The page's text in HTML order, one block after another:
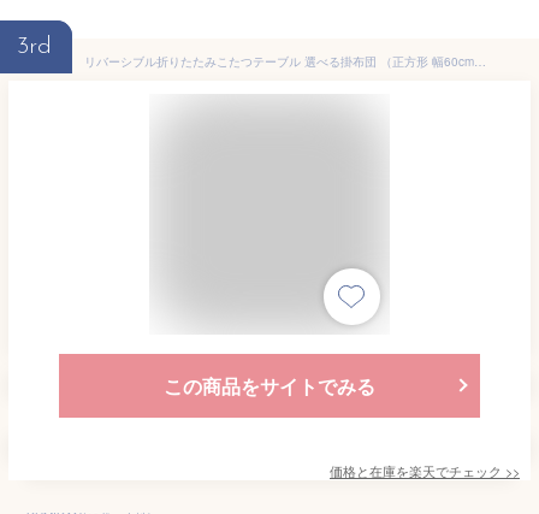
3rd
リバーシブル折りたたみこたつテーブル 選べる掛布団 （正方形 幅60cm）【キューブ・ユイ・メレンゲタッチ】(こたつ 正方形 こたつテーブル 白 かわいい 一人用 掛け布団 敷布団 セット コタツ 可愛い 一人暮らし こたつ布団 洗える 炬燵 家電 季節家電 ミニこたつ)
この商品をサイトでみる
価格と在庫を楽天でチェック >>